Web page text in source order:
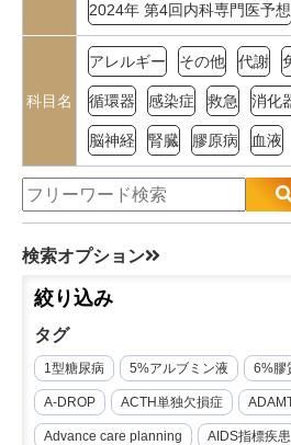
2024年 第4回内科専門医予想
科目名
アレルギー その他 代謝
循環器 感染症 救急 消化
脳神経 腎臓 膠原病 血液
検索オプション
絞り込み
タグ
1型糖尿病 5%アルブミン液 6%膠
A-DROP ACTH単独欠損症
Advance care planning AIDS指標疾患